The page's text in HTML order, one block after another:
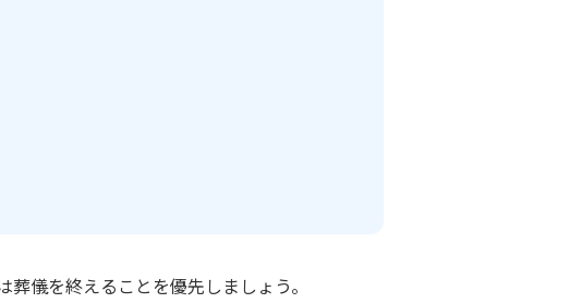
儀を終えることを優先しましょう。